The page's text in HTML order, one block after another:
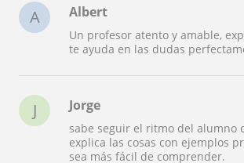
A Albert
Un profesor atento y amable,
te ayuda en las dudas
J Jorge
sabe seguir el ritmo del alumno
explica las cosas con ejemplos
sea más fácil de comprender.